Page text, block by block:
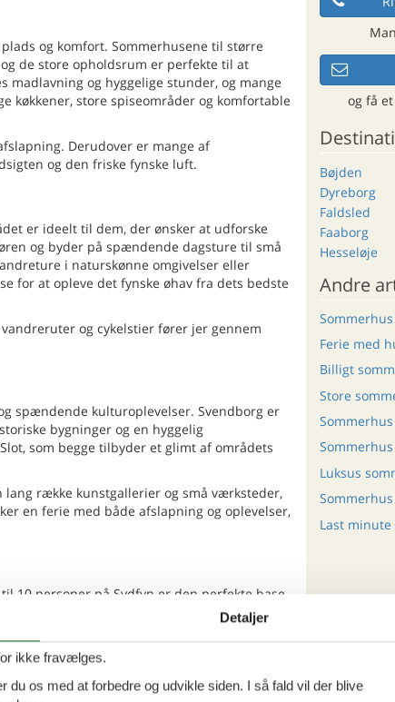
og komfort. Sommerhusene til større
de store opholdsrum er perfekte til at
og hyggelige stunder, og mange
køkkener, store spiseområder og komfortable
Derudover er mange af
og den friske fynske luft.
er ideelt til dem, der ønsker at udforske
og byder på spændende dagsture til små
i naturskønne omgivelser eller
for at opleve det fynske øhav fra dets bedste
og cykelstier fører jer gennem
spændende kulturoplevelser. Svendborg er
bygninger og en hyggelig
som begge tilbyder et glimt af områdets
lang række kunstgallerier og små værksteder,
en ferie med både afslapning og oplevelser,
10 personer på Sydfyn er den perfekte base
nu og glæd jer til en ferie fyldt med
og
Tilføj til favoritter
og få
Bøjden
Dyreborg
Faldsled
Faaborg
Hesseløje
Andre
Ferie med
Billigt
Store
Luksus
Last
Detaljer
ikke fravælges.
os med at forbedre og udvikle siden. I så fald vil der blive